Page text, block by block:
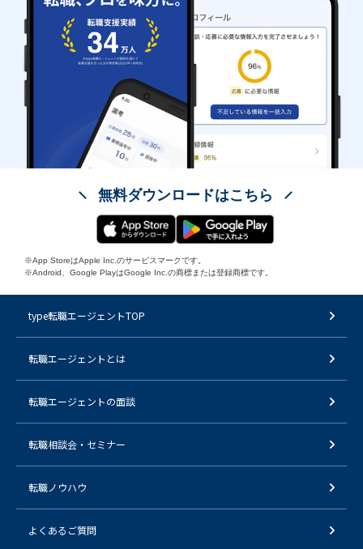
無料ダウンロードはこちら
※App StoreはApple Inc.のサービスマークです。
※Android、Google PlayはGoogle Inc.の商標または登録商標です。
type転職エージェントTOP
転職エージェントとは
転職エージェントの面談
転職相談会・セミナー
転職ノウハウ
よくあるご質問